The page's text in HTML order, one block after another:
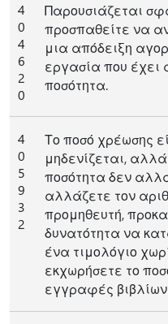
4
0
4
6
2
0
Παρουσιάζεται
προσπαθείτε να
μια απόδειξη
εργασία που έχει
ποσότητα.
4
0
5
9
3
2
Το ποσό χρέωσης
μηδενίζεται,
ποσότητα δεν
αλλάζετε τον
προμηθευτή,
δυνατότητα να
ένα τιμολόγιο
εκχωρήσετε το
εγγραφές βιβλίων